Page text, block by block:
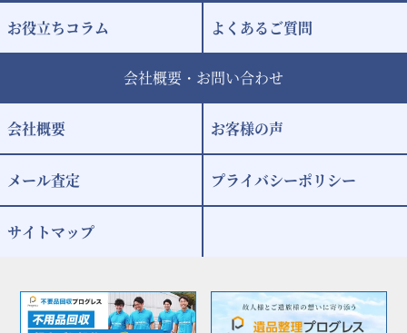
お役立ちコラム よくあるご質問
会社概要・お問い合わせ
会社概要 お客様の声
メール査定 プライバシーポリシー
サイトマップ